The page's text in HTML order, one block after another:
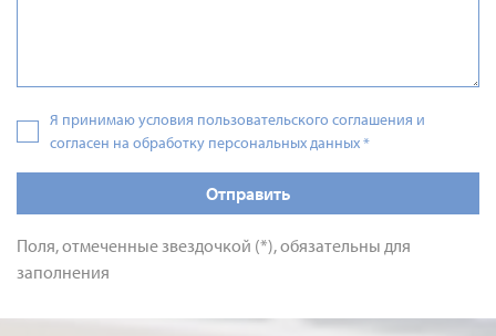
Я принимаю условия пользовательского соглашения и
согласен на обработку персональных данных*
Отправить
Поля, отмеченные звездочкой (*), обязательны для
заполнения